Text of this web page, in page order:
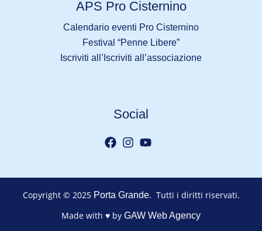
APS Pro Cisternino
Calendario eventi Pro Cisternino
Festival “Penne Libere”
Iscriviti all’Iscriviti all’associazione
Social
Copyright © 2025 Porta Grande. Tutti i diritti riservati.
Made with ♥ by GAW Web Agency